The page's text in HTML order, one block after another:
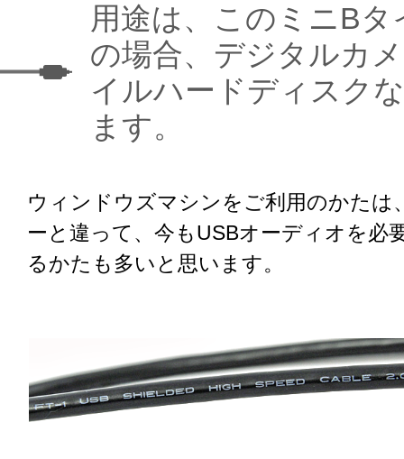
用途は、このミニBタ
の場合、デジタルカ
イルハードディスク
ます。
ウィンドウズマシンをご利用のかたは
ーと違って、今もUSBオーディオを必
るかたも多いと思います。